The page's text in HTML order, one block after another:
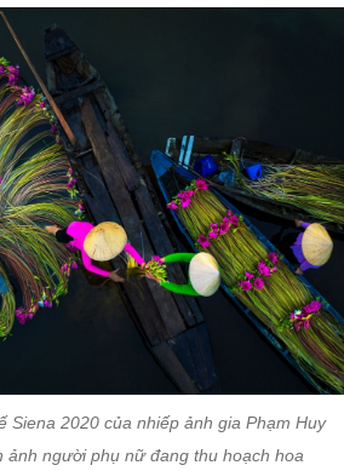
Siena 2020 của nhiếp ảnh gia Phạm Huy
ảnh người phụ nữ đang thu hoạch hoa